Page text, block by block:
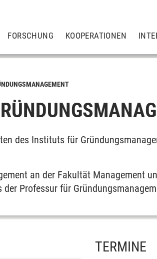
FORSCHUNG KOOPERATIONEN
des Instituts für
an der Fakultät Management
Professur für
TERMINE